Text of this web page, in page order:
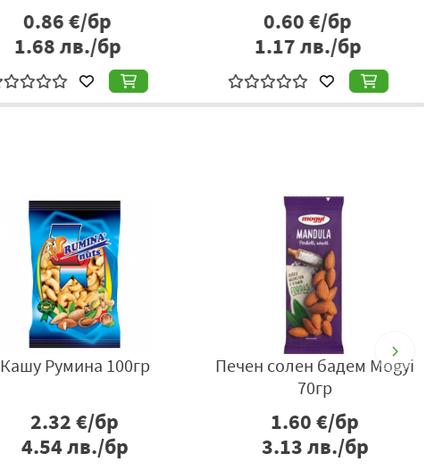
0.60€/бр
1.17лв./бр
0.67€/бр
1.31лв./бр
фъстък Дани 120гр
1.40€/бр
2.74лв./бр
Слънчоглед шарен печен
дани
7.24€/кг
14.16лв./кг